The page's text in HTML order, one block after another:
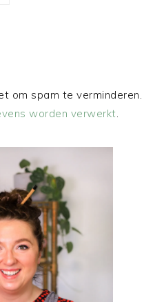
om spam te verminderen.
worden verwerkt.